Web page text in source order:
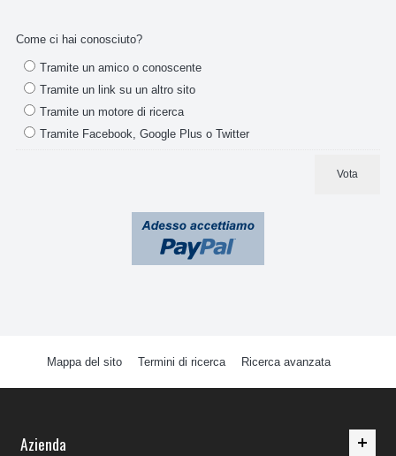
Guarnizioni
Spie e Interruttori
Motori Phon
Come ci hai conosciuto?
Tramite un amico o conoscente
Tramite un link su un altro sito
Tramite un motore di ricerca
Tramite Facebook, Google Plus o Twitter
Vota
Mappa del sito Termini di ricerca Ricerca avanzata
Azienda